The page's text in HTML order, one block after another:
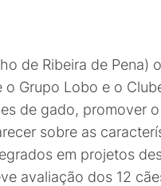
de Ribeira de Pena)
Grupo Lobo e o
de gado, promover
sobre as
em projetos
avaliação dos 12